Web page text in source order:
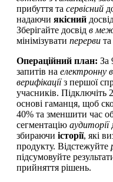
прибуття та сервісний
надаючи якісний
Зберігайте досвід в
мінімізувати перерви
Операційний план: За
запитів на електронну
верифікаціїз першої
учасників. Підключіть
основі гаманця, щоб
40% та зменшити час
сегментацію аудиторії
збираючи історії, які
продукту. Відстежуйте
підсумовуйте
прийняття рішень.